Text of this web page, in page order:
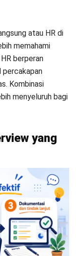
stay
percakapan
mulai dari
agar informasi
tindakan
stay interview
percakapan yang
suasana yang